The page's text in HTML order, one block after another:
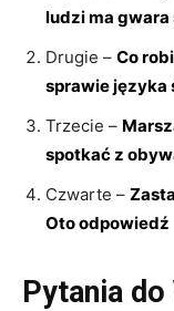
ludzi ma gwara
Drugie – Co
sprawie języka
Trzecie –
spotkać z
Czwarte –
Oto odpowiedź
Pytania do